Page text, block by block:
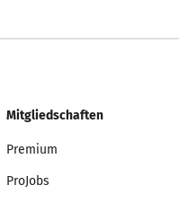
Mitgliedschaften
Premium
ProJobs